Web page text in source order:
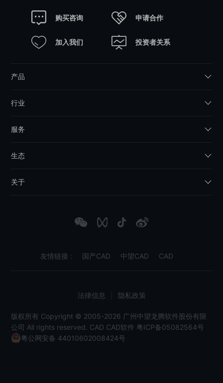
购买咨询 申请合作
加入我们 投资者关系
产品
行业
服务
生态
关于
友情链接： 国产CAD 中望CAD CAD
版权所有 Copyright © 2005-2026 广州中望龙腾软件股份有限
公司 All rights reserved.
CAD CAD软件 粤ICP备05082564号
粤公网安备 44010602008424号
法律信息 隐私政策